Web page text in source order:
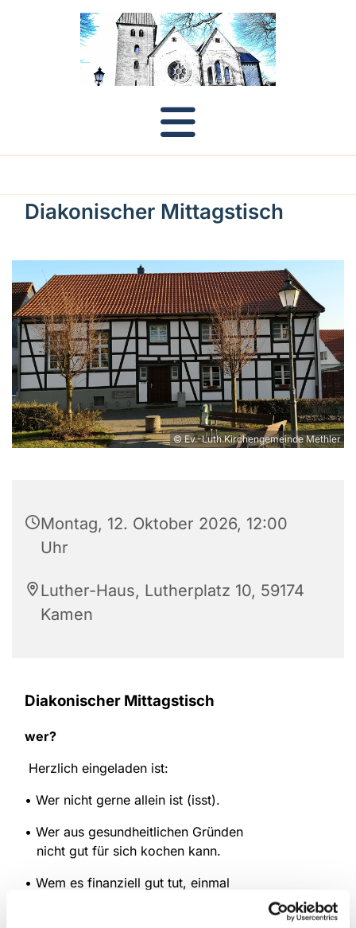
Diakonischer Mittagstisch
© Ev.-Luth.Kirchengemeinde Methler
Montag, 12. Oktober 2026, 12:00
Uhr
Luther-Haus, Lutherplatz 10, 59174
Kamen
Diakonischer Mittagstisch
wer?
Herzlich eingeladen ist:
• Wer nicht gerne allein ist (isst).
• Wer aus gesundheitlichen Gründen
nicht gut für sich kochen kann.
• Wem es finanziell gut tut, einmal
nicht selbst für ein Mittagessen sorgen zu